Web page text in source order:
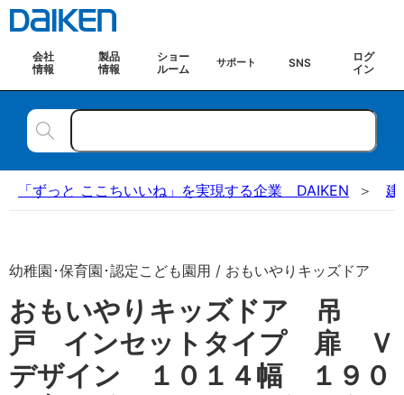
会社
情報
製品
情報
ショー
ルーム
サポート SNS
ログ
イン
「ずっと ここちいいね」を実現する企業 DAIKEN 建
幼稚園･保育園･認定こども園用 / おもいやりキッズドア
おもいやりキッズドア 吊
戸 インセットタイプ 扉 Ｖ
デザイン １０１４幅 １９０